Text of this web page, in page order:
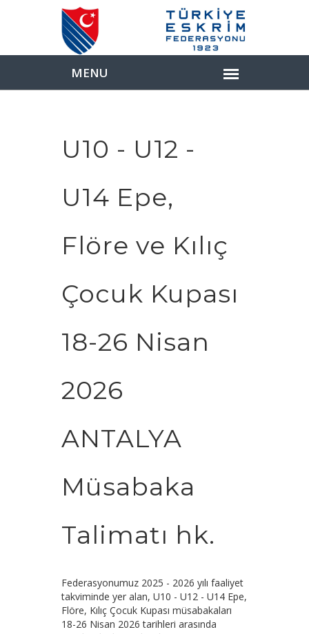
U10 - U12 -
U14 Epe,
Flöre ve Kılıç
Çocuk Kupası
18-26 Nisan
2026
ANTALYA
Müsabaka
Talimatı hk.
Federasyonumuz 2025 - 2026 yılı faaliyet
takviminde yer alan, U10 - U12 - U14 Epe,
Flöre, Kılıç Çocuk Kupası müsabakaları
18-26 Nisan 2026 tarihleri arasında